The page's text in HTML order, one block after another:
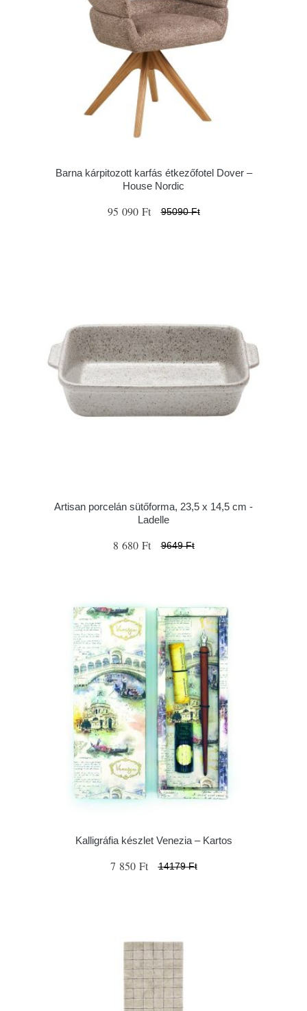
Barna kárpitozott karfás étkezőfotel Dover –
House Nordic
95 090 Ft 95090 Ft
Artisan porcelán sütőforma, 23,5 x 14,5 cm -
Ladelle
8 680 Ft 9649 Ft
Kalligráfia készlet Venezia – Kartos
7 850 Ft 14179 Ft